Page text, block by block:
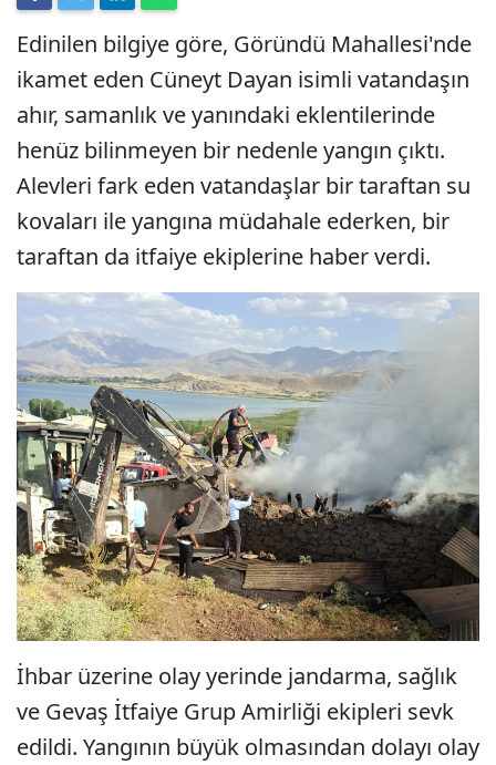
Edinilen bilgiye göre, Göründü Mahallesi'nde
ikamet eden Cüneyt Dayan isimli vatandaşın
ahır, samanlık ve yanındaki eklentilerinde
henüz bilinmeyen bir nedenle yangın çıktı.
Alevleri fark eden vatandaşlar bir taraftan su
kovaları ile yangına müdahale ederken, bir
taraftan da itfaiye ekiplerine haber verdi.
İhbar üzerine olay yerinde jandarma, sağlık
ve Gevaş İtfaiye Grup Amirliği ekipleri sevk
edildi. Yangının büyük olmasından dolayı olay